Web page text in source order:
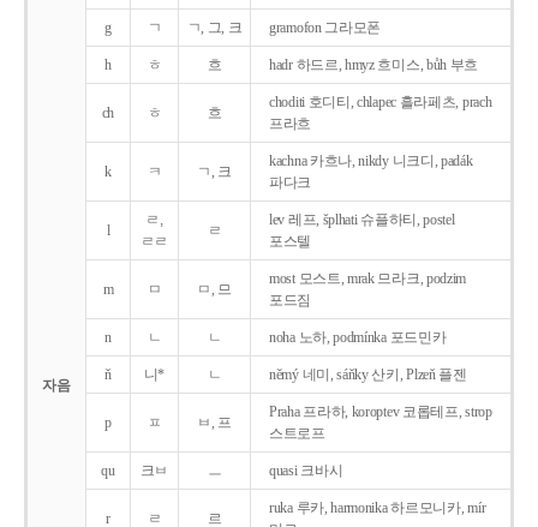
자음
g ㄱ ㄱ, 그, 크 gramofon 그라모폰
h ㅎ 흐 hadr 하드르, hmyz 흐미스, bůh 부흐
ch ㅎ 흐
choditi 호디티, chlapec 흘라페츠, prach
프라흐
k ㅋ ㄱ, 크
kachna 카흐나, nikdy 니크디, padák
파다크
l
ㄹ,
ㄹㄹ
ㄹ
lev 레프, šplhati 슈플하티, postel
포스텔
m ㅁ ㅁ, 므
most 모스트, mrak 므라크, podzim
포드짐
n ㄴ ㄴ noha 노하, podmínka 포드민카
ň 니* ㄴ němý 네미, sáňky 산키, Plzeň 플젠
p ㅍ ㅂ, 프
Praha 프라하, koroptev 코롭테프, strop
스트로프
qu 크ㅂ ㅡ quasi 크바시
r ㄹ 르
ruka 루카, harmonika 하르모니카, mír